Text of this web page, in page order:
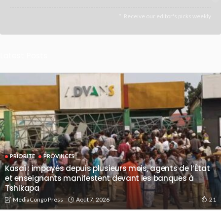
Receive our editor's picks weekly
PRIORITE PROVINCES
Kasaï : impayés depuis plusieurs mois, agents de l’État
et enseignants manifestent devant les banques à
Tshikapa
MediaCongo Press Août 7, 2026 21